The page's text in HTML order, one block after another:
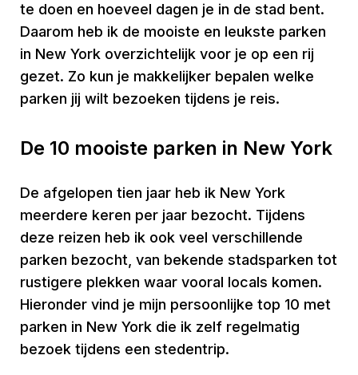
te doen en hoeveel dagen je in de stad bent.
Daarom heb ik de mooiste en leukste parken
in New York overzichtelijk voor je op een rij
gezet. Zo kun je makkelijker bepalen welke
parken jij wilt bezoeken tijdens je reis.
De 10 mooiste parken in New York
De afgelopen tien jaar heb ik New York
meerdere keren per jaar bezocht. Tijdens
deze reizen heb ik ook veel verschillende
parken bezocht, van bekende stadsparken tot
rustigere plekken waar vooral locals komen.
Hieronder vind je mijn persoonlijke top 10 met
parken in New York die ik zelf regelmatig
bezoek tijdens een stedentrip.